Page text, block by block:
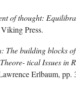
of thought:
Press.
The building blocks of
Theore- tical Issues in
Erlbaum, pp.